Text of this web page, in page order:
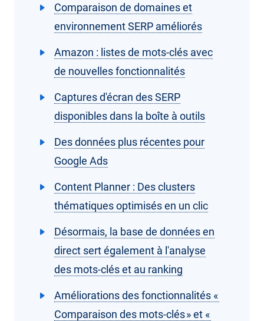
Comparaison de domaines et
environnement SERP améliorés
Amazon : listes de mots-clés avec
de nouvelles fonctionnalités
Captures d'écran des SERP
disponibles dans la boîte à outils
Des données plus récentes pour
Google Ads
Content Planner : Des clusters
thématiques optimisés en un clic
Désormais, la base de données en
direct sert également à l'analyse
des mots-clés et au ranking
Améliorations des fonctionnalités «
Comparaison des mots-clés » et «